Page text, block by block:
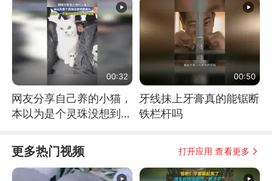
00:32
网友分享自己养的小猫，
本以为是个灵珠没想到是
00:50
牙线抹上牙膏真的能锯断
铁栏杆吗
更多热门视频 打开应用 查看更多